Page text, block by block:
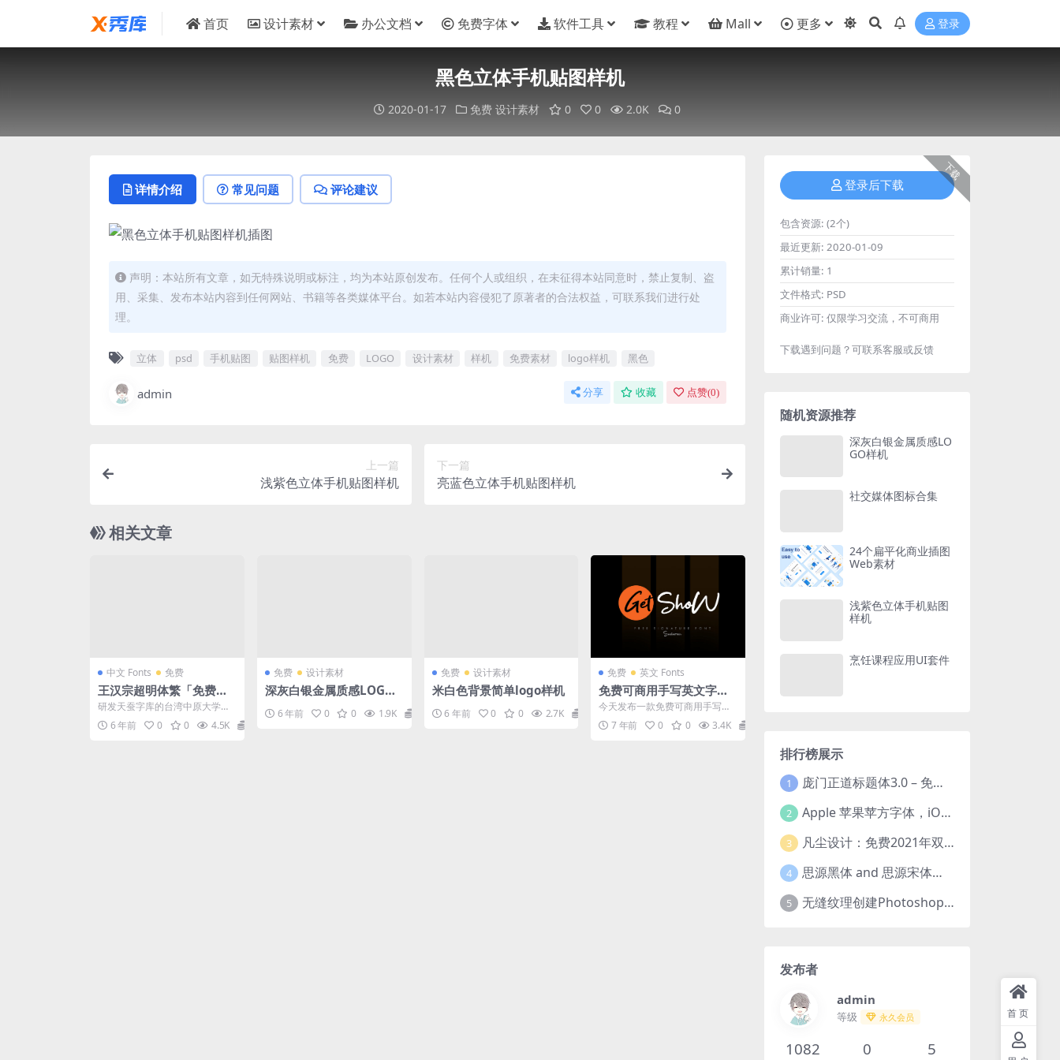
首页 设计素材 办公文档 免费字体 软件工具 教程 Mall 更多 登录
黑色立体手机贴图样机
2020-01-17 免费 设计素材 0 0 2.0K 0
详情介绍 常见问题 评论建议
声明：本站所有文章，如无特殊说明或标注，均为本站原创发布。任何个人或组织，在未征得本站同意时，禁止复制、盗
用、采集、发布本站内容到任何网站、书籍等各类媒体平台。如若本站内容侵犯了原著者的合法权益，可联系我们进行处
理。
立体 psd 手机贴图 贴图样机 免费 LOGO 设计素材 样机 免费素材 logo样机 黑色
admin 分享 收藏 点赞(0)
上一篇
浅紫色立体手机贴图样机
下一篇
亮蓝色立体手机贴图样机
相关文章
中文 Fonts 免费
王汉宗超明体繁「免费可
商用」
研发天蚕字库的台湾中原大学数
学系王汉宗教授先分别在2000和
2004年后捐出十套...
6 年前 0 0 4.5K
免费 设计素材
深灰白银金属质感LOGO
6 年前 0 0 1.9K
免费 设计素材
米白色背景简单logo样机
6 年前 0 0 2.7K
免费 英文 Fonts
免费可商用手写英文字体
Get Show
今天发布一款免费可商用手写英
文字体Get Show，字体简约而不
简单，精美飘逸，...
7 年前 0 0 3.4K
下载
登录后下载
包含资源: (2个)
最近更新: 2020-01-09
累计销量: 1
文件格式: PSD
商业许可: 仅限学习交流，不可商用
下载遇到问题？可联系客服或反馈
随机资源推荐
深灰白银金属质感LO
GO样机
社交媒体图标合集
24个扁平化商业插图
Web素材
浅紫色立体手机贴图
样机
烹饪课程应用UI套件
排行榜展示
1 庞门正道标题体3.0 – 免费可商用中文字体！
2 Apple 苹果苹方字体，iOS、macOS、tvOS系统默认字体
3 凡尘设计：免费2021年双十一活动主题字体！
4 思源黑体 and 思源宋体（免费商用）全套字体下载
5 无缝纹理创建Photoshop插件 Seamless Pattern Creation Kit
发布者
admin
等级 永久会员
1082 0 5
首页